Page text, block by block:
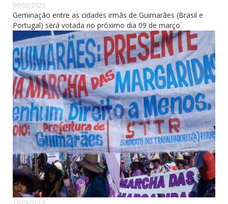
09/03/2020
Geminação entre as cidades irmãs de Guimarães (Brasil e
Portugal) será votada no próximo dia 09 de março